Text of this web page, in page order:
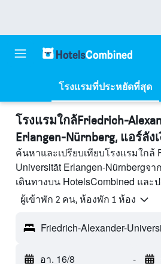
โรงแรมที่ประหยัดที่สุด
โรงแรมใกล้Friedrich-
Erlangen-Nürnberg, แอร์ลัง
ค้นหาและเปรียบเทียบโรงแรมใกล้
Universität Erlangen-Nürnbergจ
เดินทางบน HotelsCombined และ
ผู้เข้าพัก 2 คน, ห้องพัก 1 ห้อง
อา. 16/8 -